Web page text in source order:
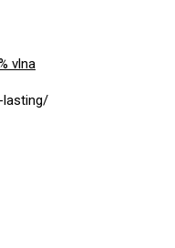
vlna
lasting/